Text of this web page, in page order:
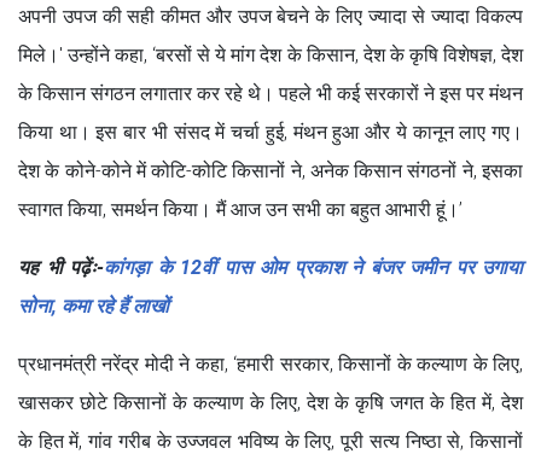
अपनी उपज की सही कीमत और उपज बेचने के लिए ज्यादा से ज्यादा विकल्प
मिले।' उन्होंने कहा, ‘बरसों से ये मांग देश के किसान, देश के कृषि विशेषज्ञ, देश
के किसान संगठन लगातार कर रहे थे। पहले भी कई सरकारों ने इस पर मंथन
किया था। इस बार भी संसद में चर्चा हुई, मंथन हुआ और ये कानून लाए गए।
देश के कोने-कोने में कोटि-कोटि किसानों ने, अनेक किसान संगठनों ने, इसका
स्वागत किया, समर्थन किया। मैं आज उन सभी का बहुत आभारी हूं।’
यह भी पढ़ेंः-कांगड़ा के 12वीं पास ओम प्रकाश ने बंजर जमीन पर उगाया
सोना, कमा रहे हैं लाखों
प्रधानमंत्री नरेंद्र मोदी ने कहा, ‘हमारी सरकार, किसानों के कल्याण के लिए,
खासकर छोटे किसानों के कल्याण के लिए, देश के कृषि जगत के हित में, देश
के हित में, गांव गरीब के उज्जवल भविष्य के लिए, पूरी सत्य निष्ठा से, किसानों